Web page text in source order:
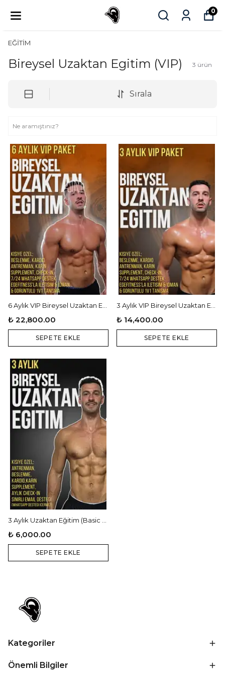
0
EĞİTİM
Bireysel Uzaktan Egitim (VIP) 3 ürün
Sırala
₺ 22,800.00
SEPETE EKLE
₺ 14,400.00
SEPETE EKLE
₺ 6,000.00
SEPETE EKLE
Kategoriler
Önemli Bilgiler